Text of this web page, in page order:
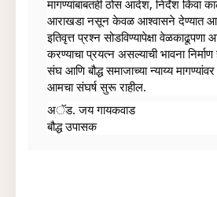
मागण्यांबाबतही ठोस आदेश, निर्देश किंवा
आराखडा नसून केवळ आश्वासने देण्यात
इतिवृत्त प्रश्न सोडविण्यापेक्षा
करण्याचा प्रयत्न असल्याची भावना
संघ आणि बौद्ध समाजाच्या न्याय्य मागण्यांवर
आमचा संघर्ष सुरू राहील.
अॅड. जय गायकवाड
बौद्ध उपासक